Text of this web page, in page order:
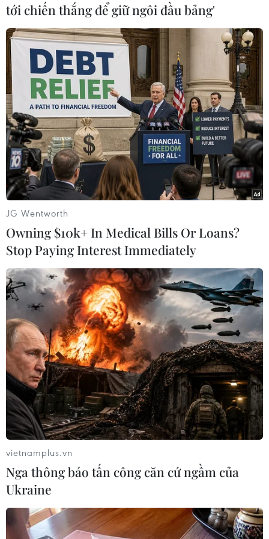
Ông Ngô Sỹ Hoài, Phó Chủ tịch kiêm Tổng Thư
ký Hiệp hội Gỗ và lâm sản Việt Nam cho rằng để
có thể ra được báo cáo như vậy, Bộ Công
Thương đã có một bộ phận chuyên trách đã tổ
chức thăm gặp rất nhiều nguồn thông tin chính
thức, thông tin cụ thể các lĩnh vực.
Còn theo ông Lê Quang Trung, Phó Chủ tịch
Hiệp hội logistics Việt Nam, Phó Tổng Giám đốc
Tổng Công ty hàng hải Việt Nam, báo cáo xuất
nhập khẩu là tài liệu tham khảo hữu ích cho các
doanh nghiệp, giúp doanh nghiệp có được các
thông tin về tình hình thị trường, về tình hình
mặt hàng cũng như những cơ chế chính sách
quản lý xuất nhập khẩu, để có cái hoạch định,
có những kế hoạch sản xuất, kinh doanh và đặc
biệt là xuất khẩu của mình.
Báo cáo Xuất nhập khẩu năm 2023. (Ảnh: Đức Duy/Vietnam+)
tới chiến thắng để giữ ngôi đầu bảng'
JG Wentworth
Owning $10k+ In Medical Bills Or Loans?
Stop Paying Interest Immediately
vietnamplus.vn
Nga thông báo tấn công căn cứ ngầm của
Ukraine